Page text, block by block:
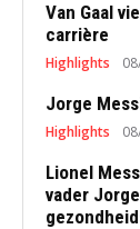
Van Gaal
carrière
Highlights
Jorge
Highlights
Lionel
vader